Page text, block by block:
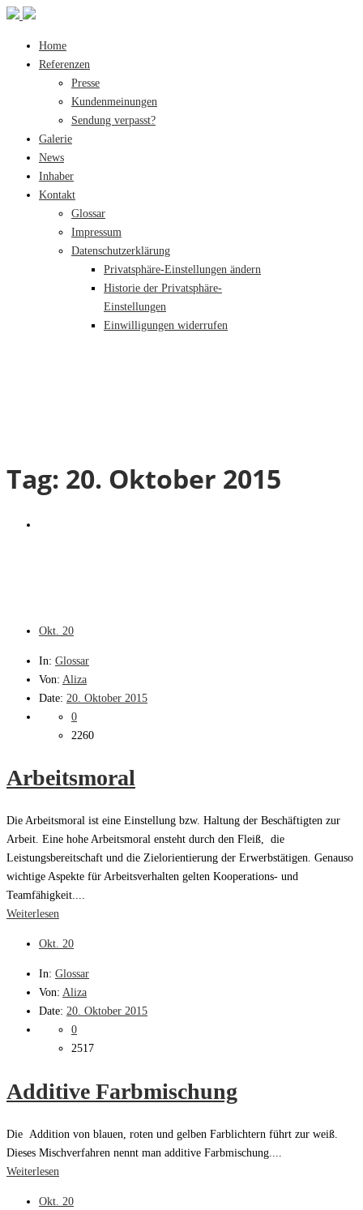
Home
Referenzen
Presse
Kundenmeinungen
Sendung verpasst?
Galerie
News
Inhaber
Kontakt
Glossar
Impressum
Datenschutzerklärung
Privatsphäre-Einstellungen ändern
Historie der Privatsphäre-
Einstellungen
Einwilligungen widerrufen
Tag: 20. Oktober 2015
Okt. 20
In: Glossar
Von: Aliza
Date: 20. Oktober 2015
0
2260
Arbeitsmoral
Die Arbeitsmoral ist eine Einstellung bzw. Haltung der Beschäftigten zur
Arbeit. Eine hohe Arbeitsmoral ensteht durch den Fleiß, die
Leistungsbereitschaft und die Zielorientierung der Erwerbstätigen. Genauso
wichtige Aspekte für Arbeitsverhalten gelten Kooperations- und
Teamfähigkeit....
Weiterlesen
Okt. 20
In: Glossar
Von: Aliza
Date: 20. Oktober 2015
0
2517
Additive Farbmischung
Die Addition von blauen, roten und gelben Farblichtern führt zur weiß.
Dieses Mischverfahren nennt man additive Farbmischung....
Weiterlesen
Okt. 20